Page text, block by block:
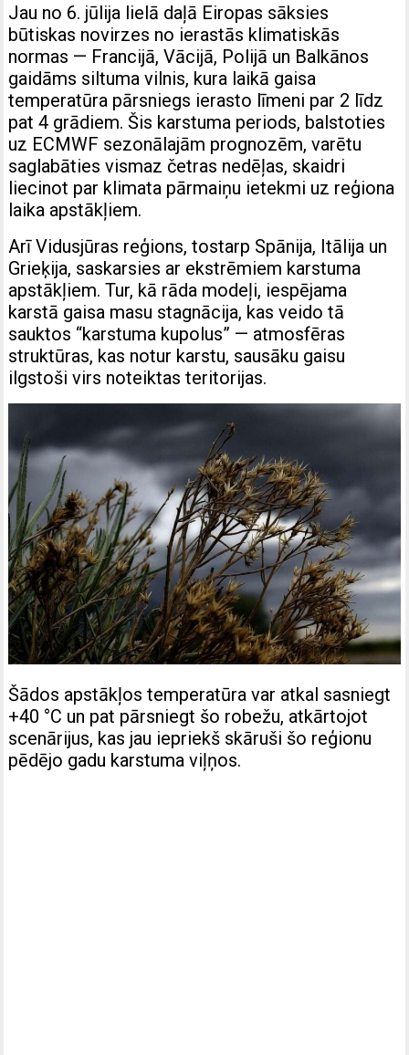
Jau no 6. jūlija lielā daļā Eiropas sāksies
būtiskas novirzes no ierastās klimatiskās
normas — Francijā, Vācijā, Polijā un Balkānos
gaidāms siltuma vilnis, kura laikā gaisa
temperatūra pārsniegs ierasto līmeni par 2 līdz
pat 4 grādiem. Šis karstuma periods, balstoties
uz ECMWF sezonālajām prognozēm, varētu
saglabāties vismaz četras nedēļas, skaidri
liecinot par klimata pārmaiņu ietekmi uz reģiona
laika apstākļiem.
Arī Vidusjūras reģions, tostarp Spānija, Itālija un
Grieķija, saskarsies ar ekstrēmiem karstuma
apstākļiem. Tur, kā rāda modeļi, iespējama
karstā gaisa masu stagnācija, kas veido tā
sauktos “karstuma kupolus” — atmosfēras
struktūras, kas notur karstu, sausāku gaisu
ilgstoši virs noteiktas teritorijas.
Šādos apstākļos temperatūra var atkal sasniegt
+40 °C un pat pārsniegt šo robežu, atkārtojot
scenārijus, kas jau iepriekš skāruši šo reģionu
pēdējo gadu karstuma viļņos.